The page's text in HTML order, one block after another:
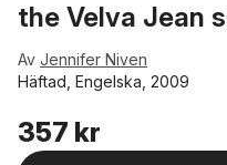
the Velva Jean
Av Jennifer Niven
Häftad, Engelska, 2009
357 kr